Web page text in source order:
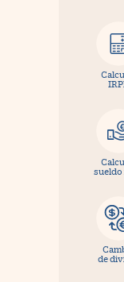
sueldo
de